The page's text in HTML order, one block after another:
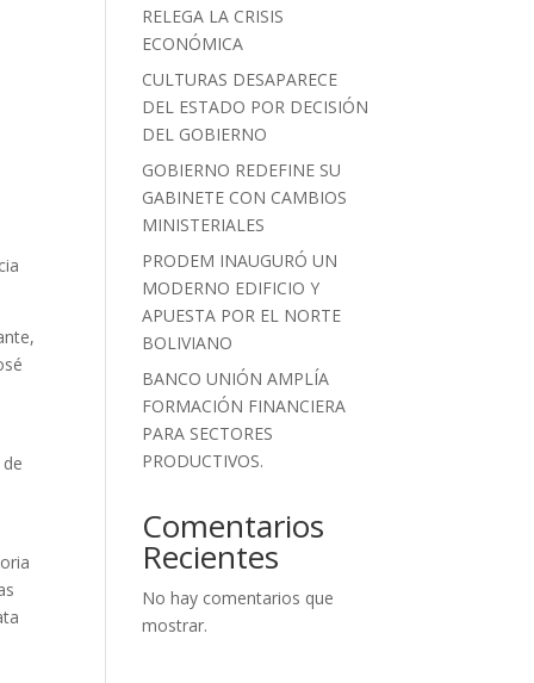
RELEGA LA CRISIS
ECONÓMICA
CULTURAS DESAPARECE
DEL ESTADO POR DECISIÓN
DEL GOBIERNO
GOBIERNO REDEFINE SU
GABINETE CON CAMBIOS
MINISTERIALES
PRODEM INAUGURÓ UN
MODERNO EDIFICIO Y
APUESTA POR EL NORTE
BOLIVIANO
BANCO UNIÓN AMPLÍA
FORMACIÓN FINANCIERA
PARA SECTORES
PRODUCTIVOS.
Comentarios
Recientes
No hay comentarios que
mostrar.